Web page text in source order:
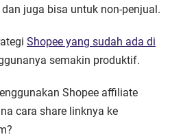
juga bisa untuk non-penjual.
Shopee yang sudah ada di
semakin produktif.
Shopee affiliate
cara share linknya ke